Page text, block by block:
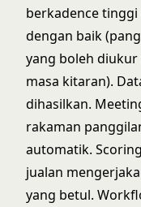
berkadence
dengan baik
yang boleh
masa kitaran).
dihasilkan.
rakaman
automatik.
jualan
yang betul.